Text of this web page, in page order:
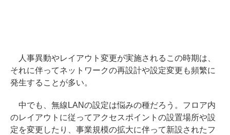
人事異動やレイアウト変更が実施されるこの時期は、
それに伴ってネットワークの再設計や設定変更も頻繁に
発生することが多い。
中でも、無線LANの設定は悩みの種だろう。フロア内
のレイアウトに従ってアクセスポイントの設置場所や設
定を変更したり、事業規模の拡大に伴って新設されたフ